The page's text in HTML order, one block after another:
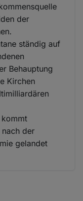
der
ständig auf
Behauptung
Kirchen
kommt
der
gelandet